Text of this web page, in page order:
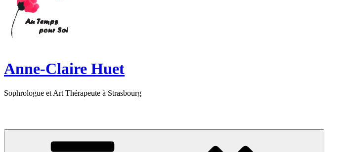
Anne-Claire Huet
Sophrologue et Art Thérapeute à Strasbourg